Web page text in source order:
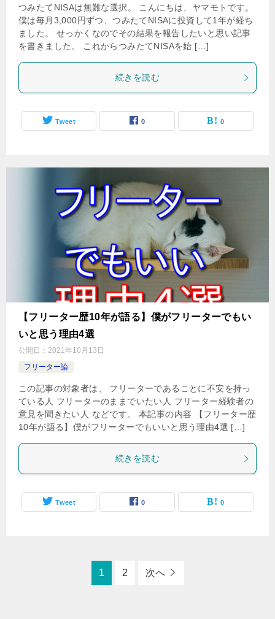
つみたてNISAは無難な選択。 こんにちは、ヤマモトです。
僕は毎月3,000円ずつ、つみたてNISAに投資して1年が経ち
ました。 せっかくなのでその結果を報告したいと思い記事
を書きました。 これからつみたてNISAを始 […]
続きを読む
Tweet 0 0
【フリーター歴10年が語る】僕がフリーターでもい
いと思う理由4選
公開日： 2021年10月13日
フリーター論
この記事の対象者は、 フリーターであることに不安を持っ
ている人 フリーターのままでいたい人 フリーター経験者の
意見を聞きたい人 などです。 本記事の内容 【フリーター歴
10年が語る】僕がフリーターでもいいと思う理由4選 […]
続きを読む
Tweet 0 0
1 2 次へ